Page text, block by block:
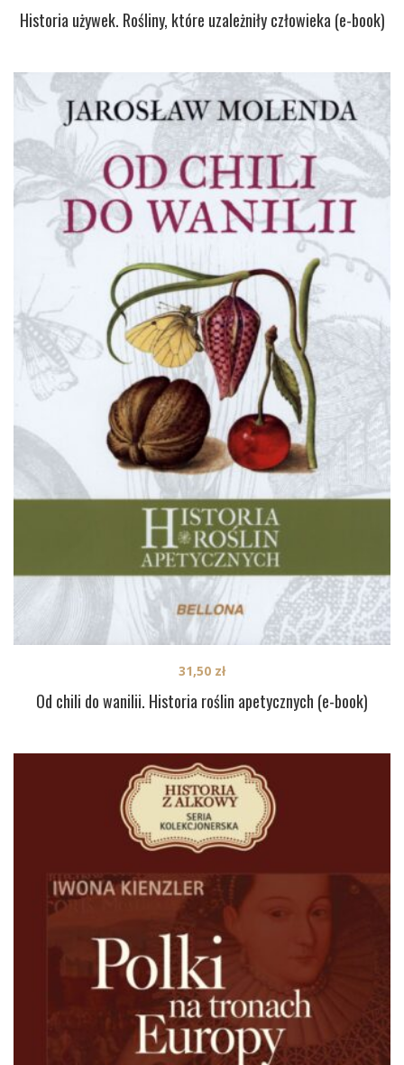
Historia używek. Rośliny, które uzależniły człowieka (e-book)
Od chili do wanilii. Historia roślin apetycznych (e-book)
31,50 zł